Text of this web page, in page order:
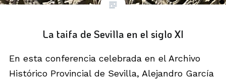
La taifa de Sevilla en el siglo XI
En esta conferencia celebrada en el Archivo
Histórico Provincial de Sevilla, Alejandro García